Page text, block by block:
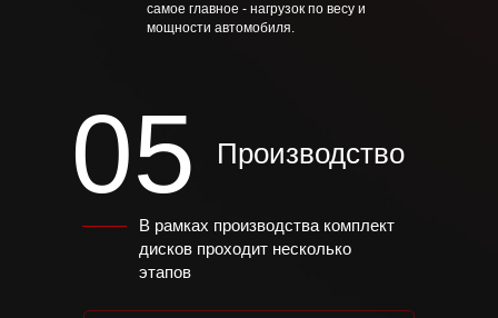
самое главное - нагрузок по весу и
мощности автомобиля.
Производство
05
В рамках производства комплект
дисков проходит несколько
этапов